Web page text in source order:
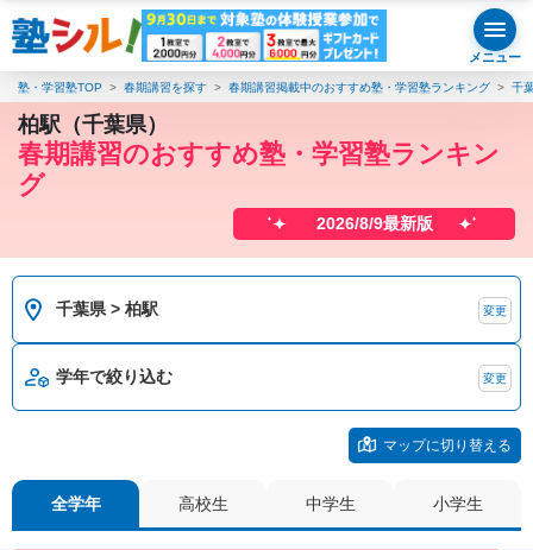
メニュー
塾・学習塾TOP 春期講習を探す 春期講習掲載中のおすすめ塾・学習塾ランキング 千
柏駅（千葉県）
春期講習のおすすめ塾・学習塾ランキン
グ
2026/8/9最新版
千葉県 > 柏駅 変更
学年で絞り込む 変更
マップに切り替える
全学年 高校生 中学生 小学生